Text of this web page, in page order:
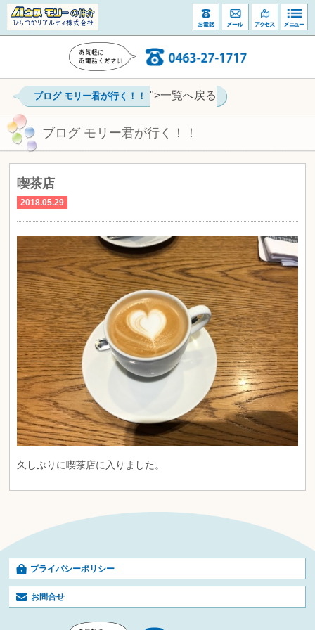
ブログ モリー君が行く！！ ">一覧へ戻る
ブログ モリー君が行く！！
喫茶店
2018.05.29
久しぶりに喫茶店に入りました。
プライバシーポリシー
お問合せ